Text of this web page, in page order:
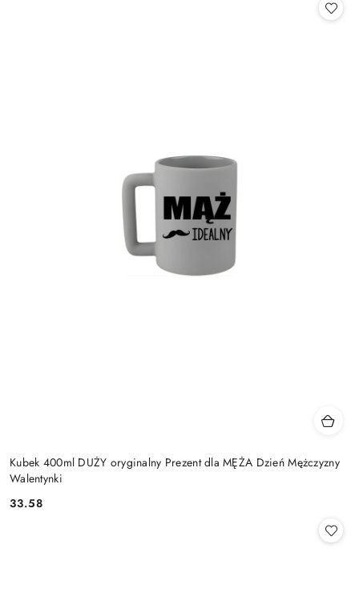
Kubek 400ml DUŻY oryginalny Prezent dla MĘŻA Dzień Mężczyzny
Walentynki
Cena:
33.58